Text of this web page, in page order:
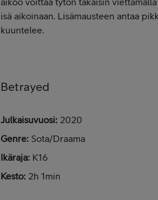
isä aikoinaan. Lisämausteen antaa
kuuntelee.
Betrayed
Julkaisuvuosi: 2020
Genre: Sota/Draama
Ikäraja: K16
Kesto: 2h 1min